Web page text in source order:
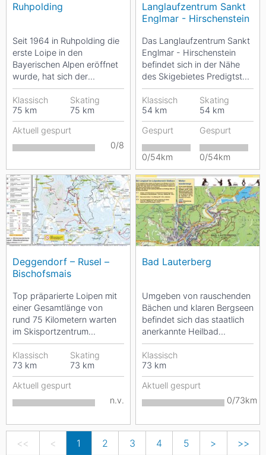
Ruhpolding
Seit 1964 in Ruhpolding die
erste Loipe in den
Bayerischen Alpen eröffnet
wurde, hat sich der
Wintersportort zu einem
wahren...
Klassisch
75 km
Skating
75 km
Aktuell gespurt
0/8
Langlaufzentrum Sankt
Englmar - Hirschenstein
Das Langlaufzentrum Sankt
Englmar - Hirschenstein
befindet sich in der Nähe
des Skigebietes Predigtstuhl
und hält eine große
Bandbreite an...
Klassisch
54 km
Skating
54 km
Gespurt
0/54km
Gespurt
0/54km
Deggendorf – Rusel –
Bischofsmais
Top präparierte Loipen mit
einer Gesamtlänge von
rund 75 Kilometern warten
im Skisportzentrum
Breitenau-Geißkopf auf
passionierte Langläufer....
Klassisch
73 km
Skating
73 km
Aktuell gespurt
n.v.
Bad Lauterberg
Umgeben von rauschenden
Bächen und klaren Bergseen
befindet sich das staatlich
anerkannte Heilbad
Lauterberg. Der Ort liegt auf
einer Höhe von...
Klassisch
73 km
Aktuell gespurt
0/73km
<< < 1 2 3 4 5 > >>